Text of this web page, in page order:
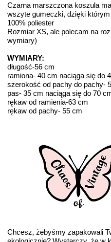
Czarna marszczona koszula
wszyte gumeczki, dzięki którym
100% poliester
Rozmiar XS, ale polecam na
wymiary)
WYMIARY:
długość-56 cm
ramiona- 40 cm naciąga się do
szerokość od pachy do pachy-
pas- 35 cm naciąga się do 70
rękaw od ramienia-63 cm
rękaw od pachy- 55 cm
Chcesz, żebyśmy zapakowali